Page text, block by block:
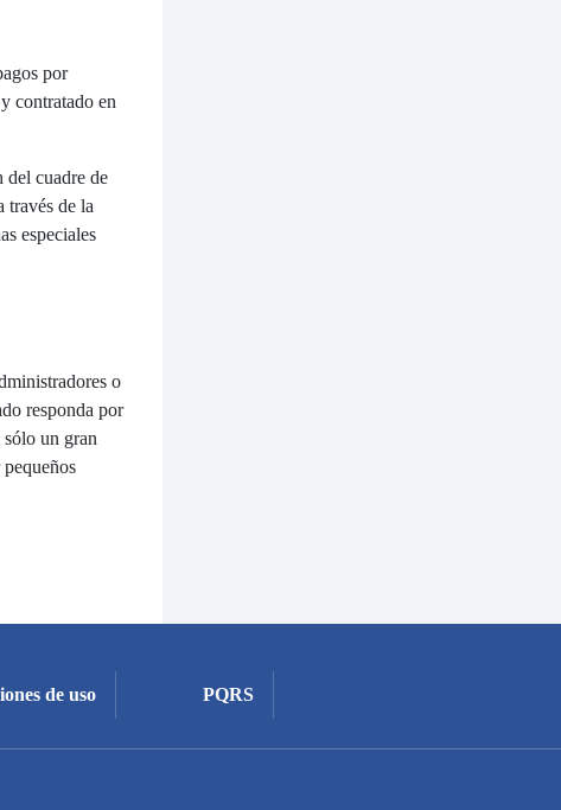
por
contratado en
del cuadre de
través de la
especiales
o
responda por
un gran
de uso PQRS